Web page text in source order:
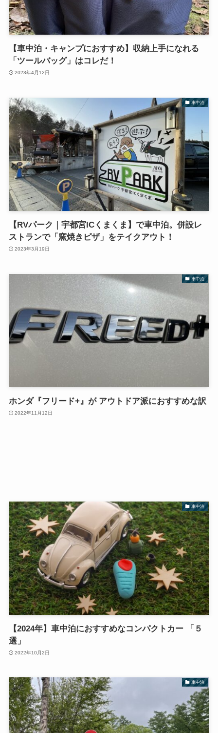
【車中泊・キャンプにおすすめ】収納上手になれる
「ツールバッグ」はコレだ！
2023年4月12日
車中泊
【RVパーク｜宇都宮ICくまくま】で車中泊。併設レ
ストランで「窯焼きピザ」をテイクアウト！
2023年3月19日
車中泊
ホンダ『フリード+』が アウトドア派におすすめな訳
2022年11月12日
車中泊
【2024年】車中泊におすすめなコンパクトカー 「５
選」
2022年10月2日
車中泊